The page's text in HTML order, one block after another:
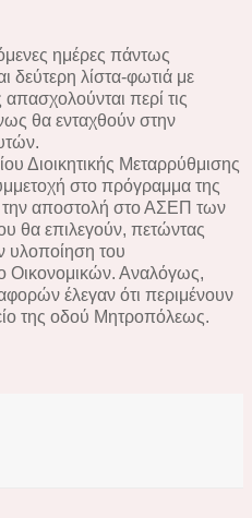
ημέρες πάντως
δεύτερη λίστα-φωτιά με
περί τις
θα ενταχθούν στην
Διοικητικής Μεταρρύθμισης
στο πρόγραμμα της
την αποστολή στο ΑΣΕΠ των
θα επιλεγούν, πετώντας
υλοποίηση του
Οικονομικών. Αναλόγως,
έλεγαν ότι περιμένουν
της οδού Μητροπόλεως.